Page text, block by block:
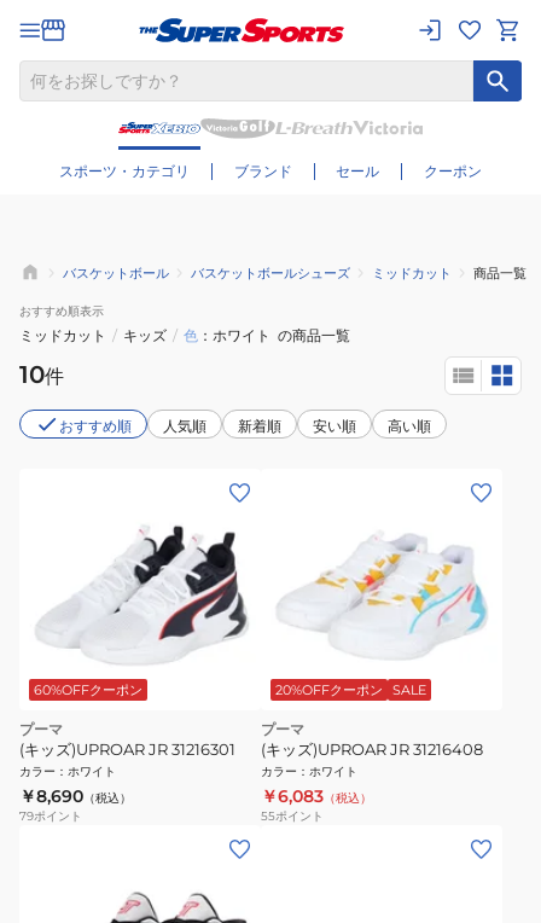
スポーツ・カテゴリ ブランド セール クーポン
さらに絞り込む
バスケットボール バスケットボールシューズ ミッドカット 商品一覧
おすすめ順表示
ミッドカット / キッズ / 色 ホワイト の商品一覧
10件
おすすめ順 人気順 新着順 安い順 高い順
60%OFFクーポン
プーマ
(キッズ)UPROAR JR 31216301
カラー ： ホワイト
￥8,690 （税込）
79ポイント
20%OFFクーポン SALE
プーマ
(キッズ)UPROAR JR 31216408
カラー ： ホワイト
￥6,083 （税込）
55ポイント